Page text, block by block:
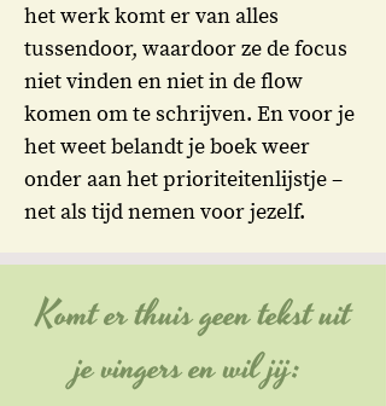
het werk komt er van alles
tussendoor, waardoor ze de focus
niet vinden en niet in de flow
komen om te schrijven. En voor je
het weet belandt je boek weer
onder aan het prioriteitenlijstje –
net als tijd nemen voor jezelf.
Komt er thuis geen tekst uit
je vingers en wil jij: